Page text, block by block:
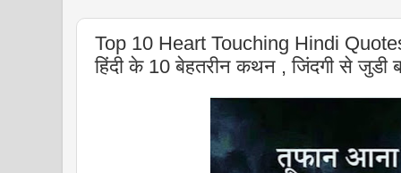
Top 10 Heart Touching Hindi
हिंदी के 10 बेहतरीन कथन , जिंदगी से जुडी